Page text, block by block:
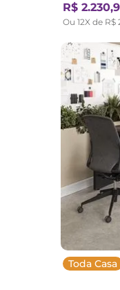
R$ 2.230,
Ou 12X de R$
Toda Casa